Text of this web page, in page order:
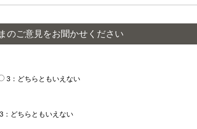
のご意見をお聞かせください
3：どちらともいえない
3：どちらともいえない